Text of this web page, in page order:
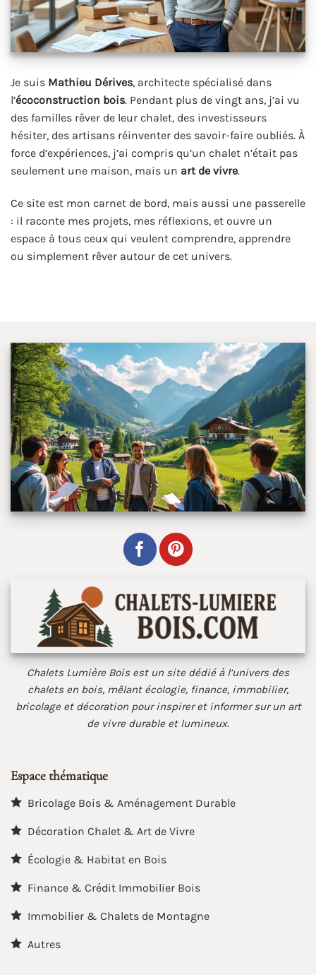
Je suis Mathieu Dérives, architecte spécialisé dans
l’écoconstruction bois. Pendant plus de vingt ans, j’ai vu
des familles rêver de leur chalet, des investisseurs
hésiter, des artisans réinventer des savoir-faire oubliés. À
force d’expériences, j’ai compris qu’un chalet n’était pas
seulement une maison, mais un art de vivre.
Ce site est mon carnet de bord, mais aussi une passerelle
: il raconte mes projets, mes réflexions, et ouvre un
espace à tous ceux qui veulent comprendre, apprendre
ou simplement rêver autour de cet univers.
Chalets Lumière Bois est un site dédié à l’univers des
chalets en bois, mêlant écologie, finance, immobilier,
bricolage et décoration pour inspirer et informer sur un art
de vivre durable et lumineux.
Espace thématique
Bricolage Bois & Aménagement Durable
Décoration Chalet & Art de Vivre
Écologie & Habitat en Bois
Finance & Crédit Immobilier Bois
Immobilier & Chalets de Montagne
Autres